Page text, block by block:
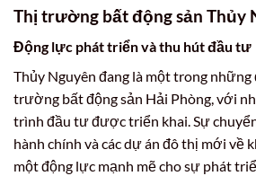
Thị trường bất động sản Thủy
Động lực phát triển và thu hút đầu tư
Thủy Nguyên đang là một trong những
trường bất động sản Hải Phòng, với
trình đầu tư được triển khai. Sự
hành chính và các dự án đô thị mới về
một động lực mạnh mẽ cho sự phát